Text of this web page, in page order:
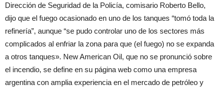
Dirección de Seguridad de la Policía, comisario Roberto Bello,
dijo que el fuego ocasionado en uno de los tanques “tomó toda la
refinería”, aunque “se pudo controlar uno de los sectores más
complicados al enfriar la zona para que (el fuego) no se expanda
a otros tanques». New American Oil, que no se pronunció sobre
el incendio, se define en su página web como una empresa
argentina con amplia experiencia en el mercado de petróleo y